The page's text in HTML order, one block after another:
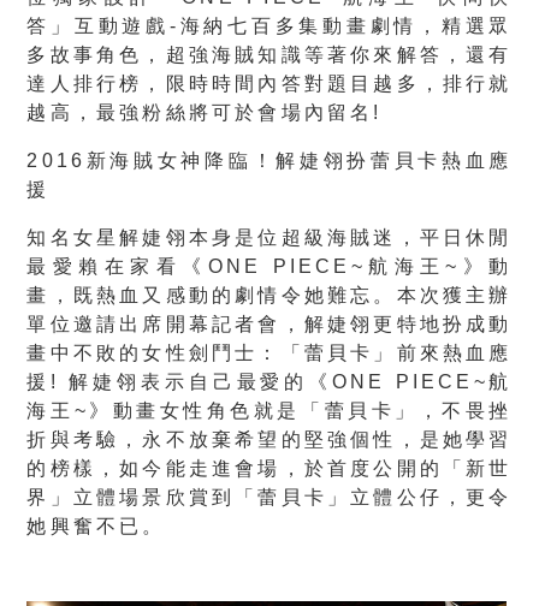
答」互動遊戲-海納七百多集動畫劇情，精選眾
多故事角色，超強海賊知識等著你來解答，還有
達人排行榜，限時時間內答對題目越多，排行就
越高，最強粉絲將可於會場內留名!
2016 新海賊女神降臨！解婕翎扮蕾貝卡熱血應
援
知名女星解婕翎本身是位超級海賊迷，平日休閒
最愛賴在家看《ONE PIECE~航海王~》動
畫，既熱血又感動的劇情令她難忘。本次獲主辦
單位邀請出席開幕記者會，解婕翎更特地扮成動
畫中不敗的女性劍鬥士：「蕾貝卡」前來熱血應
援! 解婕翎表示自己最愛的《ONE PIECE~航
海王~》動畫女性角色就是「蕾貝卡」，不畏挫
折與考驗，永不放棄希望的堅強個性，是她學習
的榜樣，如今能走進會場，於首度公開的「新世
界」立體場景欣賞到「蕾貝卡」立體公仔，更令
她興奮不已。